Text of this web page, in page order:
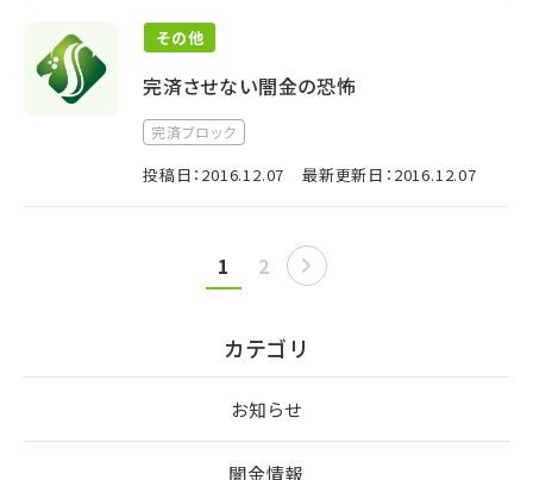
その他
完済させない闇金の恐怖
完済ブロック
投稿日：2016.12.07 最新更新日：2016.12.07
1 2
カテゴリ
お知らせ
闇金情報